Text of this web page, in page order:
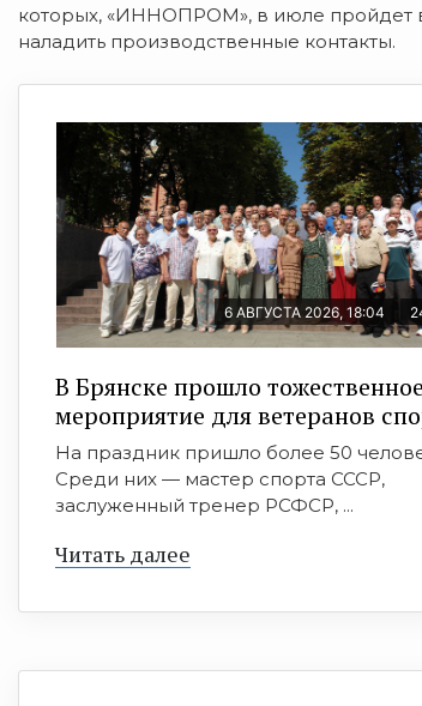
которых, «ИННОПРОМ», в июле пройдет в
наладить производственные контакты.
6 АВГУСТА 2026, 18:04
В Брянске прошло тожественное
мероприятие для ветеранов
На праздник пришло более 50
Среди них — мастер спорта СССР,
заслуженный тренер РСФСР, ...
Читать далее